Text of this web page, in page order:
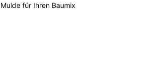
für Ihren Baumix